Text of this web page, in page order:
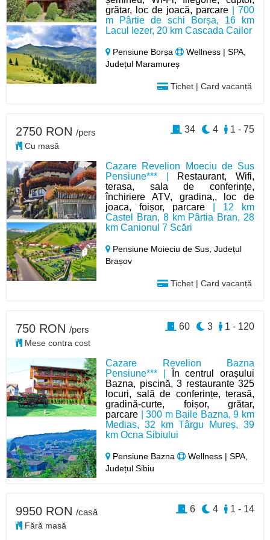
grătar, loc de joacă, parcare | 700
m Pârtie de schi Borșa, 16 km
Lacul Iezer, 20 km Cascada Cailor
Pensiune Borșa
Wellness | SPA,
Județul Maramureș
Tichet | Card vacanță
Cazare Revelion Moeciu de Sus
Pensiune*** | Restaurant, Wifi,
terasa, sala de conferințe,
închiriere ATV, gradina,, loc de
joaca, foișor, parcare | 12 km
Castel Bran, 8 km Pârtia Bran, 28
km Canionul 7 Scări
Pensiune Moieciu de Sus,Județul
Brașov
Tichet | Card vacanță
2750 RON /pers
Cu masă
1 - 75
4
34
Cazare Revelion Bazna
Pensiune*** |
În centrul orașului
Bazna, piscină, 3 restaurante 325
locuri, sală de conferințe, terasă,
gradină-curte, foișor, grătar,
parcare | 300 m Baile Bazna, 9 km
Medias, 32 km Târgu Mureș, 39
km Ocna Sibiului
Pensiune Bazna
Wellness | SPA,
Județul Sibiu
750 RON /pers
Mese contra cost
1 - 120
3
60
9950 RON /casă
Fără masă
1 - 14
4
6